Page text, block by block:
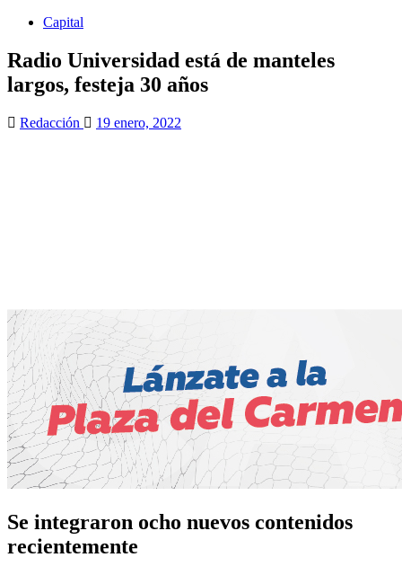
Capital
Radio Universidad está de manteles
largos, festeja 30 años
Redacción 19 enero, 2022
Se integraron ocho nuevos contenidos
recientemente